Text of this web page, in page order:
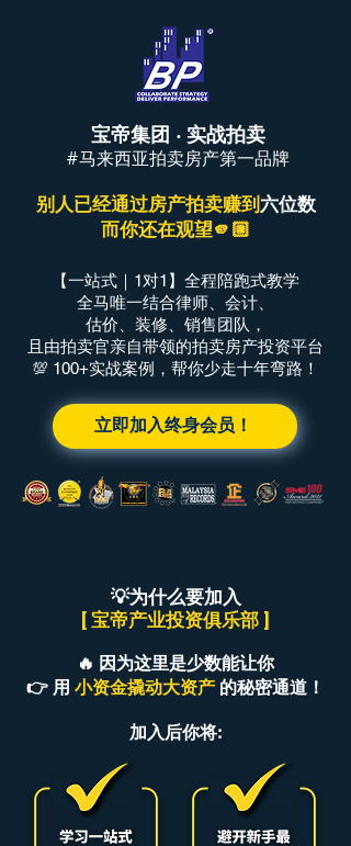
宝帝集团 · 实战拍卖
#马来西亚拍卖房产第一品牌
别人已经通过房产拍卖赚到 六位数
而你还在观望🫵🏼
【一站式｜1对1】全程陪跑式教学
全马唯一结合律师、会计、
估价、装修、销售团队，
且由拍卖官亲自带领的拍卖房产投资平台
💯 100+实战案例，帮你少走十年弯路！
立即加入终身会员！
💡为什么要加入
[ 宝帝产业投资俱乐部 ]
🔥 因为这里是少数能让你
👉 用 小资金撬动大资产 的秘密通道！
加入后你将: